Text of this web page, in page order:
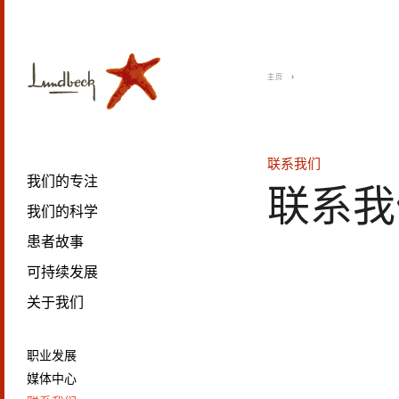
我们的专注
我们的科学
患者故事
可持续发展
关于我们
职业发展
媒体中心
主页
联系我们
联系